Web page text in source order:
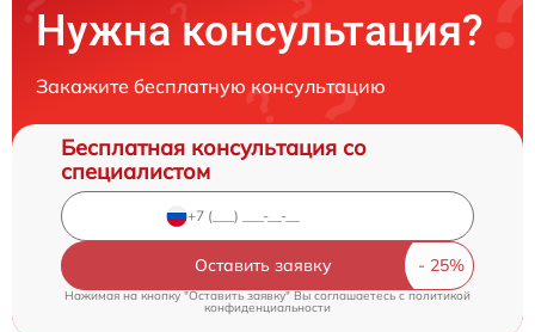
Нужна консультация?
Закажите бесплатную консультацию
Бесплатная консультация со
специалистом
Оставить заявку
Нажимая на кнопку "Оставить заявку" Вы соглашаетесь cполитикой
конфиденциальности